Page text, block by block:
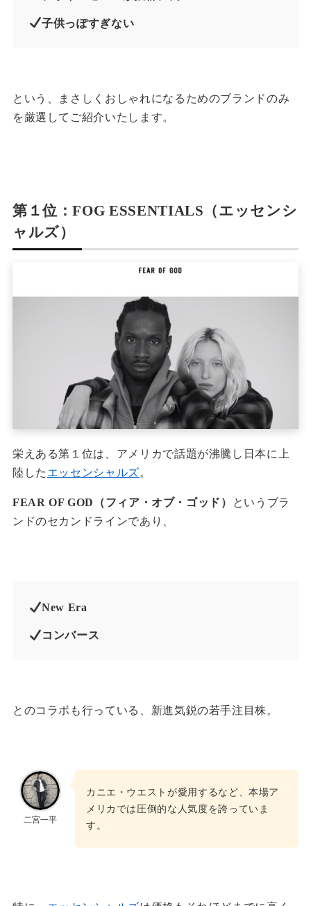
子供っぽすぎない
という、まさしくおしゃれになるためのブランドのみ
を厳選してご紹介いたします。
第１位：FOG ESSENTIALS（エッセンシ
ャルズ）
栄えある第１位は、アメリカで話題が沸騰し日本に上
陸した エッセンシャルズ。
FEAR OF GOD（フィア・オブ・ゴッド）
というブラ
ンドのセカンドラインであり、
New Era
コンバース
とのコラボも行っている、新進気鋭の若手注目株。
二宮一平
カニエ・ウエストが愛用するなど、本場ア
メリカでは圧倒的な人気度を誇っていま
す。